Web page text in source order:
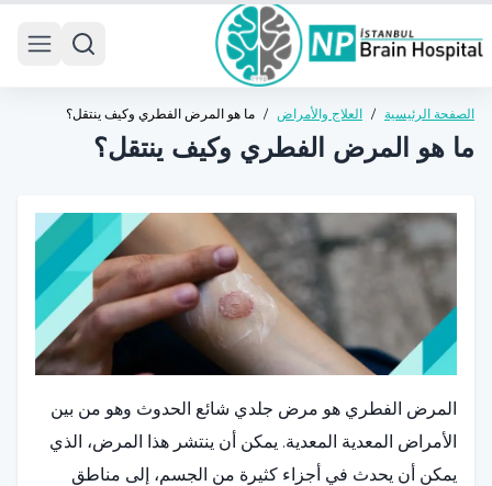
الصفحة الرئيسية / العلاج والأمراض / ما هو المرض الفطري وكيف ينتقل؟
ما هو المرض الفطري وكيف ينتقل؟
المرض الفطري هو مرض جلدي شائع الحدوث وهو من بين
الأمراض المعدية المعدية. يمكن أن ينتشر هذا المرض، الذي
يمكن أن يحدث في أجزاء كثيرة من الجسم، إلى مناطق